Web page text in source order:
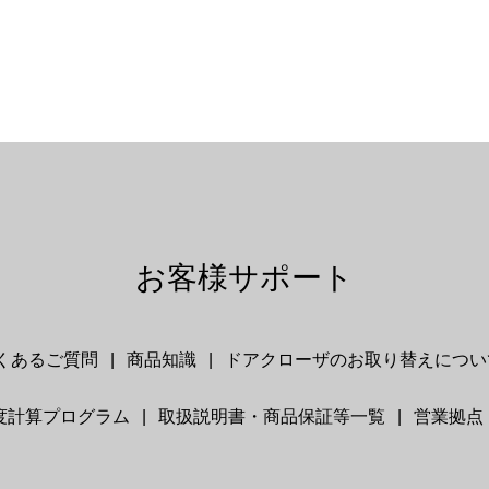
お客様サポート
あるご質問 商品知識 ドアクローザのお取り替えについ
計算プログラム 取扱説明書・商品保証等一覧 営業拠点